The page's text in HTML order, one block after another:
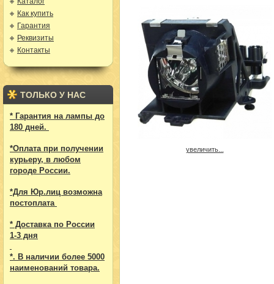
Как купить
Гарантия
Реквизиты
Контакты
ТОЛЬКО У НАС
* Гарантия на лампы до
180 дней.
*Оплата при получении
курьеру, в любом
городе России.
*Для Юр.лиц возможна
постоплата
* Доставка по России
1-3 дня
*. В наличии более 5000
наименований товара.
увеличить...